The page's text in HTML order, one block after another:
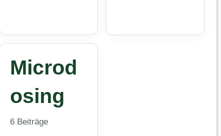
Microd
osing
6 Beiträge